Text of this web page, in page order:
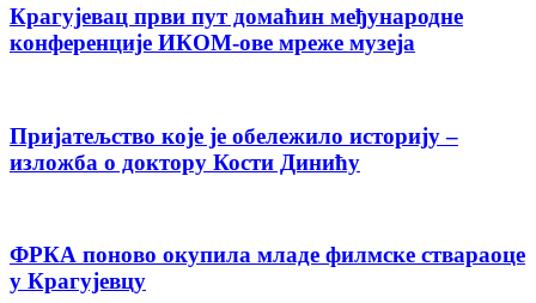
Крагујевац први пут домаћин међународне
конференције ИКОМ-ове мреже музеја
Пријатељство које је обележило историју –
изложба о доктору Кости Динићу
ФРКА поново окупила младе филмске ствараоце
у Крагујевцу